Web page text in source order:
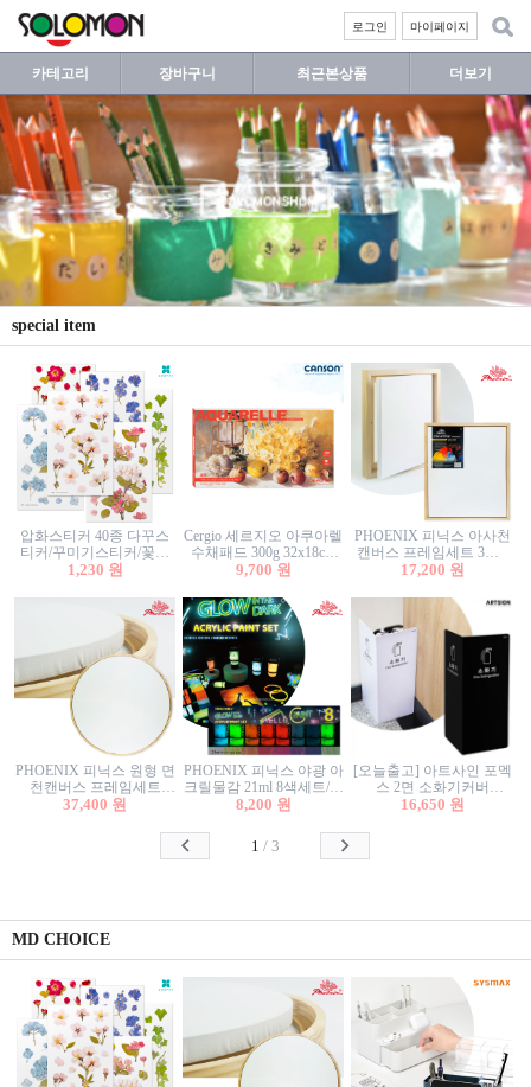
마이페이지
로그인
카테고리 장바구니 최근본상품 더보기
special item
압화스티커 40종 다꾸스
티커/꾸미기스티커/꽃스
티커/압화꽃책갈피/팬시
1,230 원
Cergio 세르지오 아쿠아렐
수채패드 300g 32x18cm
12매 1면제본
9,700 원
PHOENIX 피닉스 아사천
캔버스 프레임세트 3호F
27.3x22cm 캔버스와 올림
17,200 원
PHOENIX 피닉스 원형 면
천캔버스 프레임세트
40cm/원형캔버스/플로팅
37,400 원
PHOENIX 피닉스 야광 아
크릴물감 21ml 8색세트/야
광물감
8,200 원
[오늘출고] 아트사인 포멕
스 2면 소화기커버
1470/1471/소화기커버/소
함/소화기거치대/소화기
16,650 원
1 / 3
MD CHOICE